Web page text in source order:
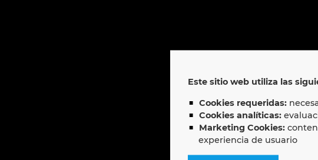
Este sitio web utiliza las
Cookies requeridas:
Cookies analíticas:
Marketing Cookies:
experiencia de usuario